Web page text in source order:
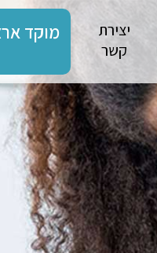
יצירת
קשר
מוקד ארצי: 1800-